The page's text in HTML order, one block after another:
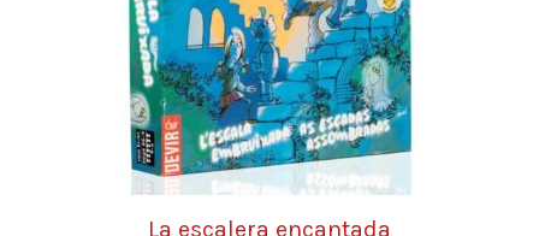
La escalera encantada